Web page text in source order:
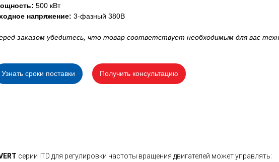
500 кВт
напряжение: 3-фазный 380В
заказом убедитесь, что товар соответствует необходимым для вас
Узнать сроки поставки Получить консультацию
серии ITD для регулировки частоты вращения двигателей может управлять: